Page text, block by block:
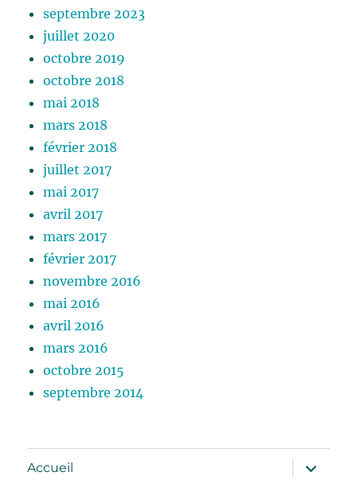
septembre 2023
juillet 2020
octobre 2019
octobre 2018
mai 2018
mars 2018
février 2018
juillet 2017
mai 2017
avril 2017
mars 2017
février 2017
novembre 2016
mai 2016
avril 2016
mars 2016
octobre 2015
septembre 2014
Accueil
ouvrir
le